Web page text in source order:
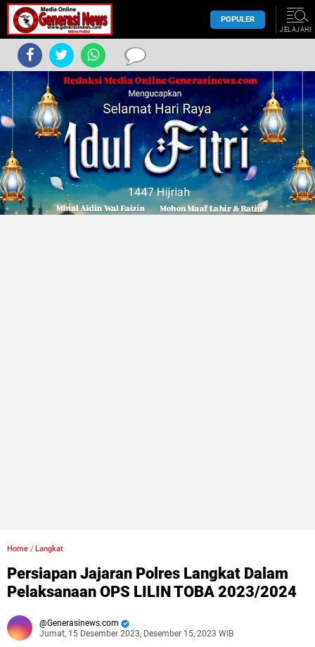
POPULER
JELAJAHI
Home / Langkat
Persiapan Jajaran Polres Langkat Dalam
Pelaksanaan OPS LILIN TOBA 2023/2024
Generasinews.com
Jumat, 15 Desember 2023, Desember 15, 2023 WIB